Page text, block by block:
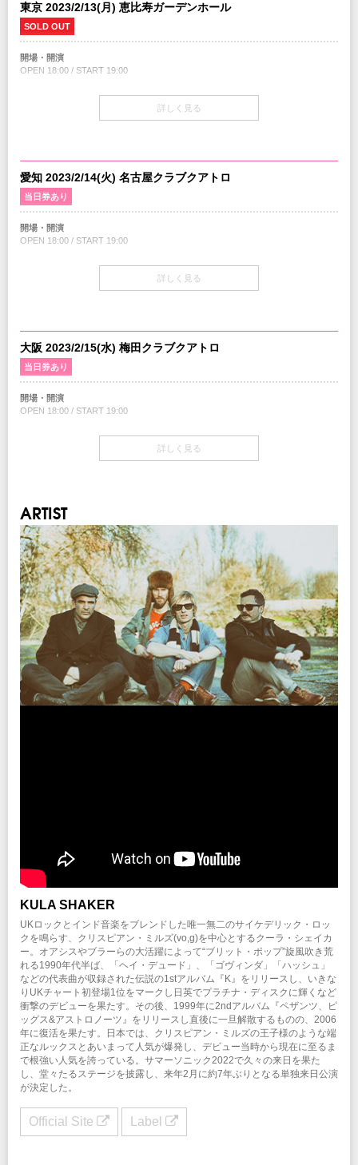
東京 2023/2/13(月) 恵比寿ガーデンホール
SOLD OUT
開場・開演
OPEN 18:00 / START 19:00
最速プレオーダー
期間：11/6(日)12:00～11/12(土)23:59
チケットぴあ
ローソンチケット
期間：11/13(日)12:00～11/16(水)23:59
チケット
￥8,000-(税込/All Standing/1Drink別)
チケット発売日
11/19(土)10:00am～
プレイガイド
Lコード：74553
注意事項
※未就学児(6歳未満)のご入場をお断りさせていただきます。
※本公演はクラウドファンディングの「クリエイティブマン洋楽公演 チケット
クーポン(STANDING)」 のご利用対象となります。
※ハンディキャップエリアご利用希望の方は こちらより申請をお願いします。
新型コロナウイルス感染拡大防止ガイドライン
こちらよりご確認ください
INFO
クリエイティブマン：03-3499-6669
オペレーター電話対応時間変更のお知らせ
協力：ソニー・ミュージックジャパンインターナショナル
詳しく見る
愛知 2023/2/14(火) 名古屋クラブクアトロ
当日券あり
開場・開演
OPEN 18:00 / START 19:00
チケット先行
クリエイティブマン 3A 会員先行
期間：11/3(木)15:00～11/7(月)18:00
クリエイティブマン モバイル 会員先行
期間：11/3(木)18:00～11/7(月)18:00
最速プレオーダー
11/19(土)10:00am～
プレイガイド
イープラス
チケットぴあPコード：230-618
ローソンチケットLコード：43593
※WEB販売のみ
注意事項
※未就学児(6歳未満)のご入場をお断りさせていただきます。
※本公演はクラウドファンディングの「クリエイティブマン洋楽公演 チケット
クーポン(STANDING)」 のご利用対象となります。
新型コロナウイルス感染拡大防止ガイドライン
こちらよりご確認ください
詳しく見る
大阪 2023/2/15(水) 梅田クラブクアトロ
当日券あり
開場・開演
OPEN 18:00 / START 19:00
チケット先行
クリエイティブマン 3A 会員先行
期間：11/3(木)15:00～11/7(月)18:00
クリエイティブマン モバイル 会員先行
期間：11/3(木)18:00～11/7(月)18:00
最速プレオーダー
期間：11/6(日)12:00～11/12(土)23:59
チケット
￥8,000-(税込/All Standing/1Drink別)
チケット発売日
11/19(土)10:00am～
新型コロナウイルス感染拡大防止ガイドライン
こちらよりご確認ください
INFO
梅田クラブクアトロ：06-6311-8111
協力：ソニー・ミュージックジャパンインターナショナル
制作・招聘：クリエイティブマンプロダクション
詳しく見る
ARTIST
KULA SHAKER
UKロックとインド音楽をブレンドした唯一無二のサイケデリック・ロッ
クを鳴らす、クリスピアン・ミルズ(vo,g)を中心とするクーラ・シェイカ
ー。オアシスやブラーらの大活躍によって“ブリット・ポップ”旋風吹き荒
れる1990年代半ば、「ヘイ・デュード」、「ゴヴィンダ」「ハッシュ」
などの代表曲が収録された伝説の1stアルバム『K』をリリースし、いきな
りUKチャート初登場1位をマークし日英でプラチナ・ディスクに輝くなど
衝撃のデビューを果たす。その後、1999年に2ndアルバム『ペザンツ、ピ
ッグス&アストロノーツ』をリリースし直後に一旦解散するものの、2006
年に復活を果たす。日本では、クリスピアン・ミルズの王子様のような端
正なルックスとあいまって人気が爆発し、デビュー当時から現在に至るま
で根強い人気を誇っている。サマーソニック2022で久々の来日を果た
し、堂々たるステージを披露し、来年2月に約7年ぶりとなる単独来日公演
が決定した。
Official Site Label